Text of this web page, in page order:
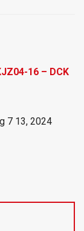
16 – DCK
7 13, 2024